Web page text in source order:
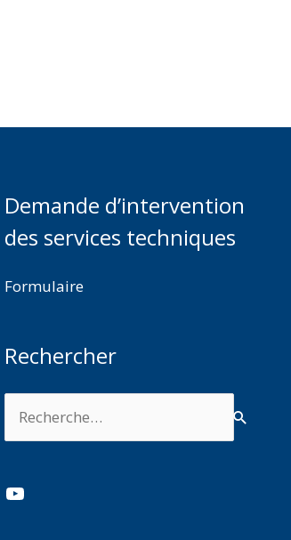
Demande d’intervention
des services techniques
Formulaire
Rechercher
YouTube